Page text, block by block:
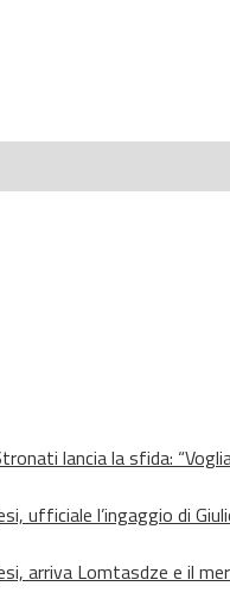
lancia la sfida:
ufficiale l’ingaggio di
arriva Lomtasdze e il